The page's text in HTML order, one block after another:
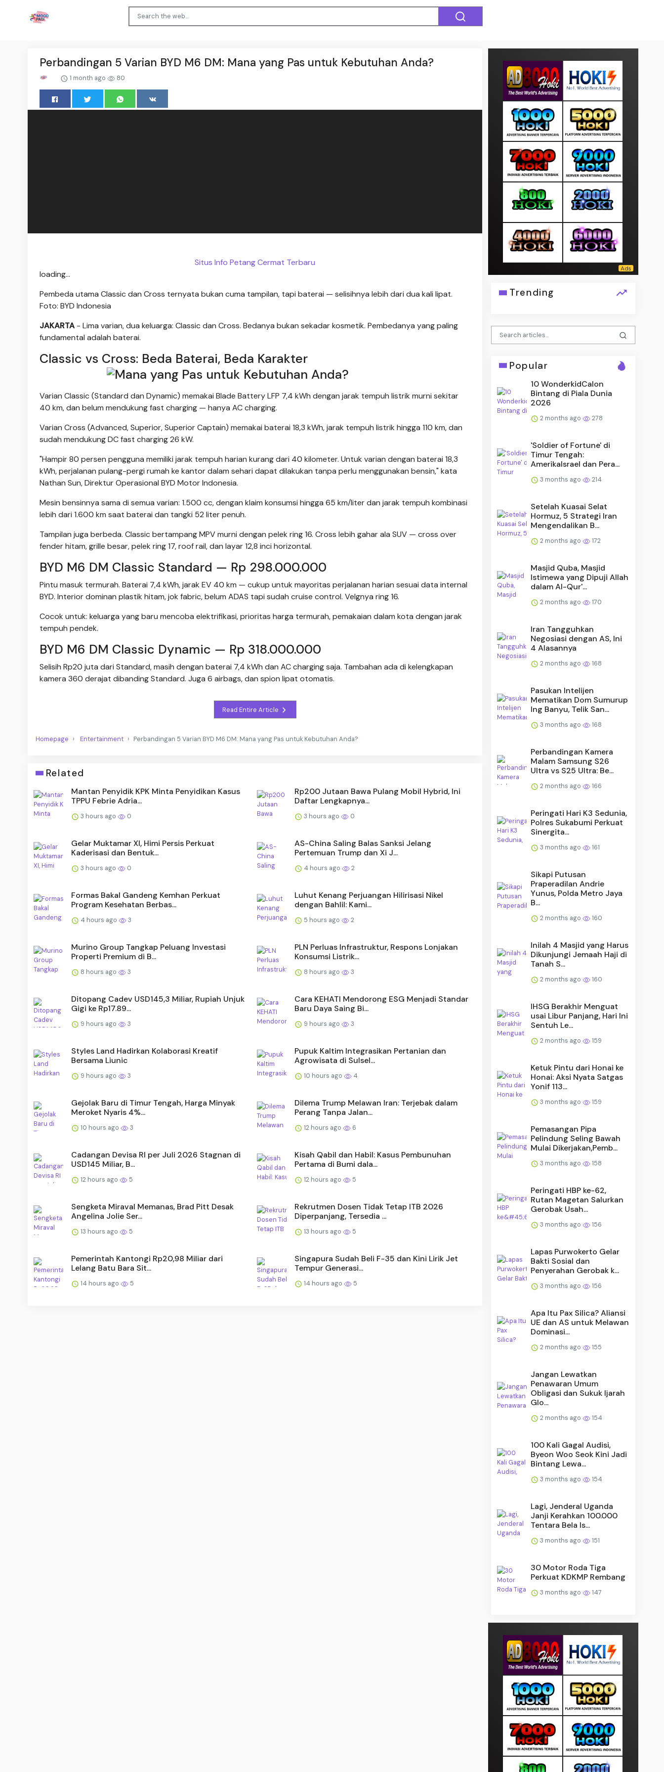
Perbandingan 5 Varian BYD M6 DM: Mana yang Pas untuk Kebutuhan Anda?
1 month ago 80
Situs Info Petang Cermat Terbaru
loading...
Pembeda utama Classic dan Cross ternyata bukan cuma tampilan, tapi baterai — selisihnya lebih dari dua kali lipat.
Foto: BYD Indonesia
JAKARTA - Lima varian, dua keluarga: Classic dan Cross. Bedanya bukan sekadar kosmetik. Pembedanya yang paling
fundamental adalah baterai.
Classic vs Cross: Beda Baterai, Beda Karakter
Varian Classic (Standard dan Dynamic) memakai Blade Battery LFP 7,4 kWh dengan jarak tempuh listrik murni sekitar
40 km, dan belum mendukung fast charging — hanya AC charging.
Varian Cross (Advanced, Superior, Superior Captain) memakai baterai 18,3 kWh, jarak tempuh listrik hingga 110 km, dan
sudah mendukung DC fast charging 26 kW.
"Hampir 80 persen pengguna memiliki jarak tempuh harian kurang dari 40 kilometer. Untuk varian dengan baterai 18,3
kWh, perjalanan pulang-pergi rumah ke kantor dalam sehari dapat dilakukan tanpa perlu menggunakan bensin," kata
Nathan Sun, Direktur Operasional BYD Motor Indonesia.
Mesin bensinnya sama di semua varian: 1.500 cc, dengan klaim konsumsi hingga 65 km/liter dan jarak tempuh kombinasi
lebih dari 1.600 km saat baterai dan tangki 52 liter penuh.
Tampilan juga berbeda. Classic bertampang MPV murni dengan pelek ring 16. Cross lebih gahar ala SUV — cross over
fender hitam, grille besar, pelek ring 17, roof rail, dan layar 12,8 inci horizontal.
BYD M6 DM Classic Standard — Rp 298.000.000
Pintu masuk termurah. Baterai 7,4 kWh, jarak EV 40 km — cukup untuk mayoritas perjalanan harian sesuai data internal
BYD. Interior dominan plastik hitam, jok fabric, belum ADAS tapi sudah cruise control. Velgnya ring 16.
Cocok untuk: keluarga yang baru mencoba elektrifikasi, prioritas harga termurah, pemakaian dalam kota dengan jarak
tempuh pendek.
BYD M6 DM Classic Dynamic — Rp 318.000.000
Selisih Rp20 juta dari Standard, masih dengan baterai 7,4 kWh dan AC charging saja. Tambahan ada di kelengkapan
kamera 360 derajat dibanding Standard. Juga 6 airbags, dan spion lipat otomatis.
Read Entire Article
Homepage Entertainment Perbandingan 5 Varian BYD M6 DM: Mana yang Pas untuk Kebutuhan Anda?
Related
Mantan Penyidik KPK Minta Penyidikan Kasus
TPPU Febrie Adria...
3 hours ago 0
Rp200 Jutaan Bawa Pulang Mobil Hybrid, Ini
Daftar Lengkapnya...
3 hours ago 0
Gelar Muktamar XI, Himi Persis Perkuat
Kaderisasi dan Bentuk...
3 hours ago 0
AS-China Saling Balas Sanksi Jelang
Pertemuan Trump dan Xi J...
4 hours ago 2
Formas Bakal Gandeng Kemhan Perkuat
Program Kesehatan Berbas...
4 hours ago 3
Luhut Kenang Perjuangan Hilirisasi Nikel
dengan Bahlil: Kami...
5 hours ago 2
Murino Group Tangkap Peluang Investasi
Properti Premium di B...
8 hours ago 3
PLN Perluas Infrastruktur, Respons Lonjakan
Konsumsi Listrik...
8 hours ago 3
Ditopang Cadev USD145,3 Miliar, Rupiah Unjuk
Gigi ke Rp17.89...
9 hours ago 3
Cara KEHATI Mendorong ESG Menjadi Standar
Baru Daya Saing Bi...
9 hours ago 3
Styles Land Hadirkan Kolaborasi Kreatif
Bersama Liunic
9 hours ago 3
Pupuk Kaltim Integrasikan Pertanian dan
Agrowisata di Sulsel...
10 hours ago 4
Gejolak Baru di Timur Tengah, Harga Minyak
Meroket Nyaris 4%...
10 hours ago 3
Dilema Trump Melawan Iran: Terjebak dalam
Perang Tanpa Jalan...
12 hours ago 6
Cadangan Devisa RI per Juli 2026 Stagnan di
USD145 Miliar, B...
12 hours ago 5
Kisah Qabil dan Habil: Kasus Pembunuhan
Pertama di Bumi dala...
12 hours ago 5
Sengketa Miraval Memanas, Brad Pitt Desak
Angelina Jolie Ser...
13 hours ago 5
Rekrutmen Dosen Tidak Tetap ITB 2026
Diperpanjang, Tersedia ...
13 hours ago 5
Pemerintah Kantongi Rp20,98 Miliar dari
Lelang Batu Bara Sit...
14 hours ago 5
Singapura Sudah Beli F-35 dan Kini Lirik Jet
Tempur Generasi...
14 hours ago 5
Trending
Popular
10 WonderkidCalon
Bintang di Piala Dunia
2026
2 months ago 278
'Soldier of Fortune' di
Timur Tengah:
AmerikaIsrael dan Pera...
3 months ago 214
Setelah Kuasai Selat
Hormuz, 5 Strategi Iran
Mengendalikan B...
2 months ago 172
Masjid Quba, Masjid
Istimewa yang Dipuji Allah
dalam Al-Qur'...
2 months ago 170
Iran Tangguhkan
Negosiasi dengan AS, Ini
4 Alasannya
2 months ago 168
Pasukan Intelijen
Mematikan Dom Sumurup
Ing Banyu, Telik San...
3 months ago 168
Perbandingan Kamera
Malam Samsung S26
Ultra vs S25 Ultra: Be...
2 months ago 166
Peringati Hari K3 Sedunia,
Polres Sukabumi Perkuat
Sinergita...
3 months ago 161
Sikapi Putusan
Praperadilan Andrie
Yunus, Polda Metro Jaya
B...
2 months ago 160
Inilah 4 Masjid yang Harus
Dikunjungi Jemaah Haji di
Tanah S...
2 months ago 160
IHSG Berakhir Menguat
usai Libur Panjang, Hari Ini
Sentuh Le...
2 months ago 159
Ketuk Pintu dari Honai ke
Honai: Aksi Nyata Satgas
Yonif 113...
3 months ago 159
Pemasangan Pipa
Pelindung Seling Bawah
Mulai Dikerjakan,Pemb...
3 months ago 158
Peringati HBP ke-62,
Rutan Magetan Salurkan
Gerobak Usah...
3 months ago 156
Lapas Purwokerto Gelar
Bakti Sosial dan
Penyerahan Gerobak k...
3 months ago 156
Apa Itu Pax Silica? Aliansi
UE dan AS untuk Melawan
Dominasi...
2 months ago 155
Jangan Lewatkan
Penawaran Umum
Obligasi dan Sukuk Ijarah
Glo...
2 months ago 154
100 Kali Gagal Audisi,
Byeon Woo Seok Kini Jadi
Bintang Lewa...
3 months ago 154
Lagi, Jenderal Uganda
Janji Kerahkan 100.000
Tentara Bela Is...
3 months ago 151
30 Motor Roda Tiga
Perkuat KDKMP Rembang
3 months ago 147